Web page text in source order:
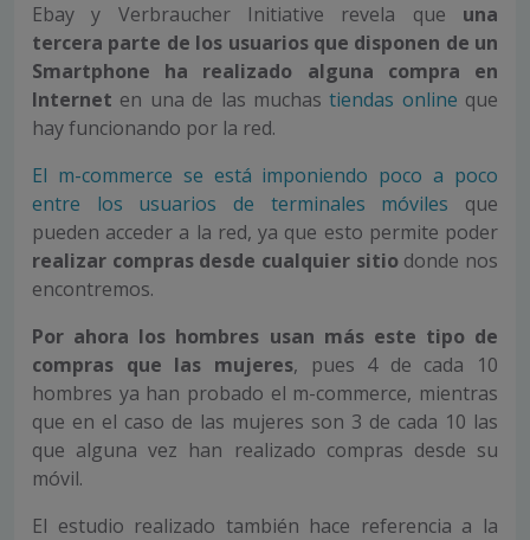
Ebay y Verbraucher Initiative revela que una
tercera parte de los usuarios que disponen de un
Smartphone ha realizado alguna compra en
Internet en una de las muchastiendas online que
hay funcionando por la red.
El m-commerce se está imponiendo poco a poco
entre los usuarios de terminales móviles que
pueden acceder a la red, ya que esto permite poder
realizar compras desde cualquier sitiodonde nos
encontremos.
Por ahora los hombres usan más este tipo de
compras que las mujeres, pues 4 de cada 10
hombres ya han probado el m-commerce, mientras
que en el caso de las mujeres son 3 de cada 10 las
que alguna vez han realizado compras desde su
móvil.
El estudio realizado también hace referencia a la